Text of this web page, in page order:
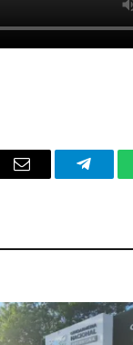
Email